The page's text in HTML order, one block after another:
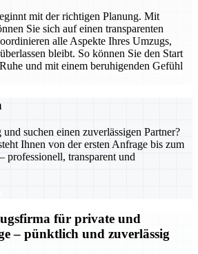
mit der richtigen Planung. Mit
Sie sich auf einen transparenten
alle Aspekte Ihres Umzugs,
bleibt. So können Sie den Start
und mit einem beruhigenden Gefühl
suchen einen zuverlässigen Partner?
Ihnen von der ersten Anfrage bis zum
professionell, transparent und
für private und
– pünktlich und zuverlässig